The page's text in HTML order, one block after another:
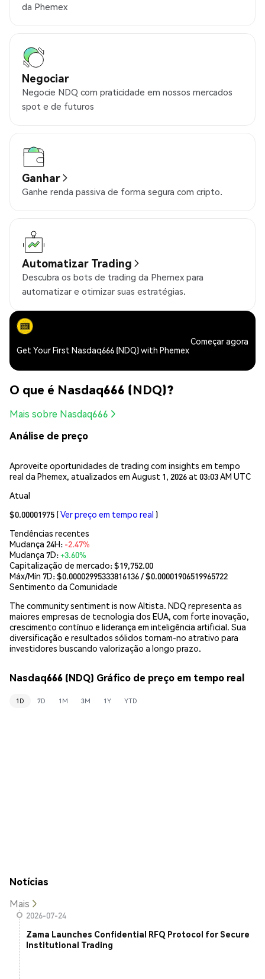
da Phemex
Negociar
Negocie NDQ com praticidade em nossos mercados
spot e de futuros
Ganhar
Ganhe renda passiva de forma segura com cripto.
Automatizar Trading
Descubra os bots de trading da Phemex para
automatizar e otimizar suas estratégias.
Get Your First Nasdaq666 (NDQ) with Phemex
Começar agora
O que é Nasdaq666 (NDQ)?
Mais sobre Nasdaq666
Análise de preço
Aproveite oportunidades de trading com insights em tempo
real da Phemex, atualizados em August 1, 2026 at 03:03 AM UTC
Atual
$0.00001975 (Ver preço em tempo real )
Tendências recentes
Mudança 24H: -2.47%
Mudança 7D:+3.60%
Capitalização de mercado:$19,752.00
Máx/Mín 7D: $0.00002995333816136/ $0.00001906519965722
Sentimento da Comunidade
The community sentiment is now Altista. NDQ representa as
maiores empresas de tecnologia dos EUA, com forte inovação,
crescimento contínuo e liderança em inteligência artificial. Sua
diversificação e resultados sólidos tornam-no atrativo para
investidores buscando valorização a longo prazo.
Nasdaq666 (NDQ) Gráfico de preço em tempo real
1D 7D 1M 3M 1Y YTD
Notícias
Mais
2026-07-24
Zama Launches Confidential RFQ Protocol for Secure
Institutional Trading